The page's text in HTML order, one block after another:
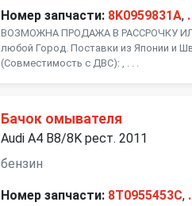
Номер запчасти: 8K0959831A, .
ВОЗМОЖНА ПРОДАЖА В РАССРОЧКУ
любой Город. Поставки из Японии и
(Совместимость с ДВС): , . . .
Бачок омывателя
Audi A4 B8/8K рест. 2011
бензин
Номер запчасти: 8T0955453C, .